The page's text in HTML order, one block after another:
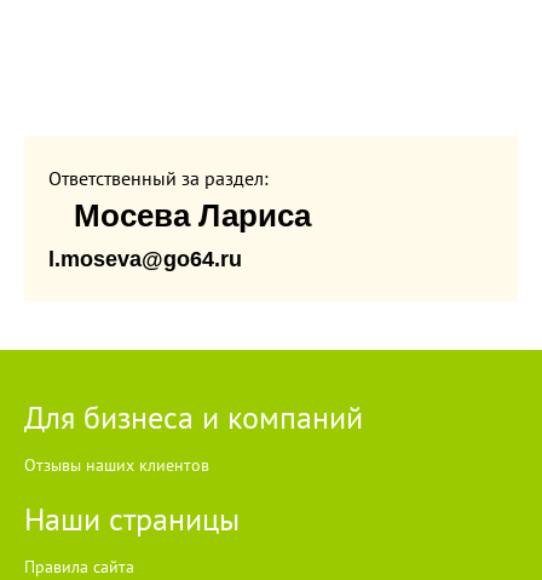
Ответственный за раздел:
Мосева Лариса
l.moseva@go64.ru
Для бизнеса и компаний
Отзывы наших клиентов
Наши страницы
Правила сайта